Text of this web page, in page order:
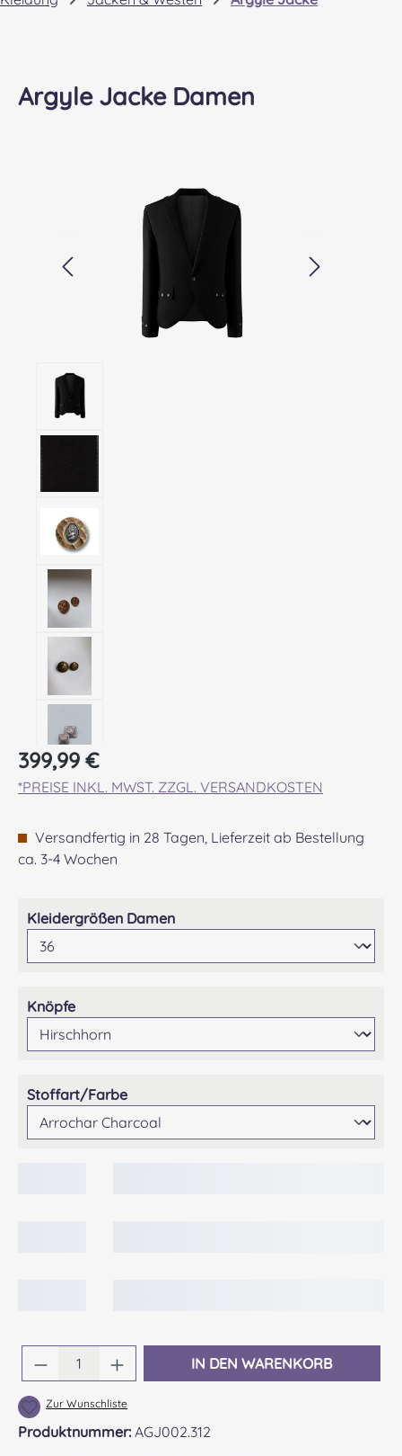
Argyle Jacke Damen
Regulärer Preis:
399,99 €
*PREISE INKL. MWST. ZZGL. VERSANDKOSTEN
Versandfertig in 28 Tagen, Lieferzeit ab Bestellung
ca. 3-4 Wochen
Kleidergrößen Damenauswählen
Knöpfeauswählen
Stoffart/Farbeauswählen
Produkt Anzahl: Gib den gewünschten
IN DEN WARENKORB
Zur Wunschliste
Produktnummer:AGJ002.312